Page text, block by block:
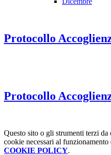
Protocollo
Protocollo
Questo sito o gli strumenti terzi
cookie necessari al
COOKIE POLICY.